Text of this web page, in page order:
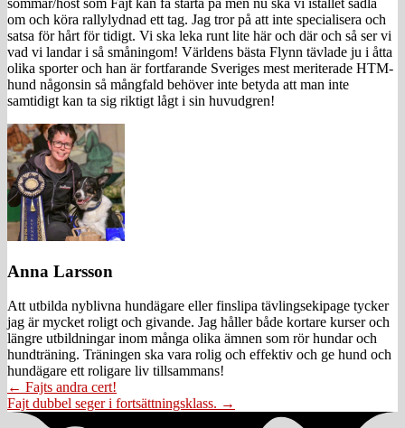
om och köra rallylydnad ett tag. Jag tror på att inte specialisera och
satsa för hårt för tidigt. Vi ska leka runt lite här och där och så ser vi
vad vi landar i så småningom! Världens bästa Flynn tävlade ju i åtta
olika sporter och han är fortfarande Sveriges mest meriterade HTM-
hund någonsin så mångfald behöver inte betyda att man inte
samtidigt kan ta sig riktigt lågt i sin huvudgren!
Anna Larsson
Att utbilda nyblivna hundägare eller finslipa tävlingsekipage tycker
jag är mycket roligt och givande. Jag håller både kortare kurser och
längre utbildningar inom många olika ämnen som rör hundar och
hundträning. Träningen ska vara rolig och effektiv och ge hund och
hundägare ett roligare liv tillsammans!
Posts
navigation
← Fajts andra cert!
Fajt dubbel seger i fortsättningsklass. →